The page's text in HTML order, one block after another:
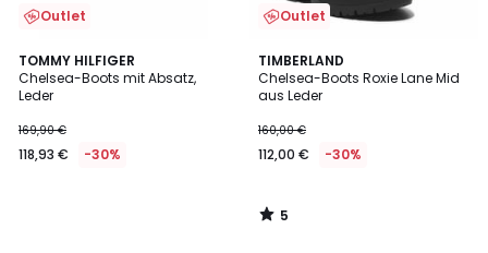
Outlet
TOMMY HILFIGER
Chelsea-Boots mit Absatz,
Leder
169,90 €
118,93 € -30%
Outlet
TIMBERLAND
Chelsea-Boots Roxie Lane Mid
aus Leder
160,00 €
112,00 € -30%
5
/
5
5
/